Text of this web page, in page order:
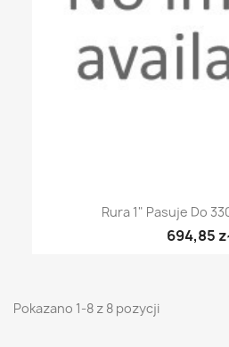
Rura 1" Pasuje Do
694,85
Pokazano 1-8 z 8 pozycji